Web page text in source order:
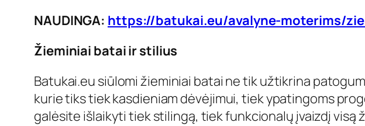
NAUDINGA: https://batukai.eu/avalyne-moterims/
Žieminiai batai ir stilius
Batukai.eu siūlomi žieminiai batai ne tik užtikrina
kurie tiks tiek kasdieniam dėvėjimui, tiek ypatingoms
galėsite išlaikyti tiek stilingą, tiek funkcionalų įvaizdį visą